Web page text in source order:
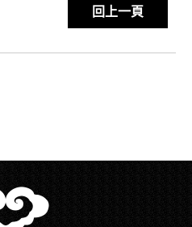
回上一頁